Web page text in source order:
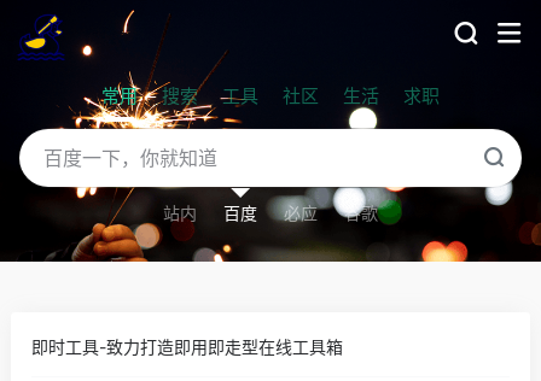
常用 搜索 工具 社区 生活 求职
站内 百度 必应 谷歌
即时工具-致力打造即用即走型在线工具箱